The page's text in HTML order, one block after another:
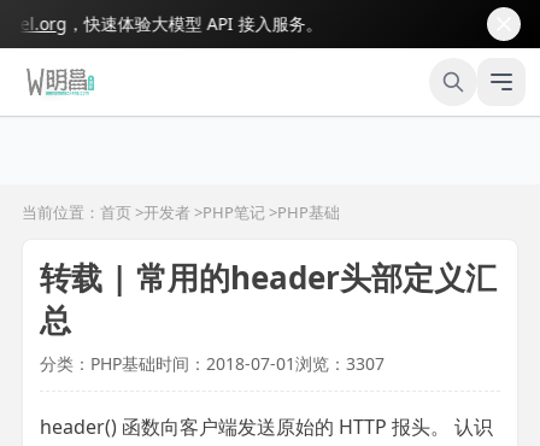
，快速体验大模型 API 接入服务。
当前位置：首页 >开发者 >PHP笔记>PHP基础
转载 | 常用的header头部定义汇
总
分类：PHP基础时间：2018-07-01浏览：3307
header() 函数向客户端发送原始的 HTTP 报头。 认识